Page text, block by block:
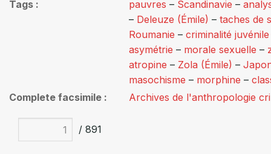
Tags pauvres – Scandinavie –
– Deleuze (Émile) –taches de
Roumanie –criminalité juvénile
asymétrie – morale sexuelle –
atropine – Zola (Émile) –
masochisme – morphine –
Complete facsimile
Archives de l'anthropologie
/ 891